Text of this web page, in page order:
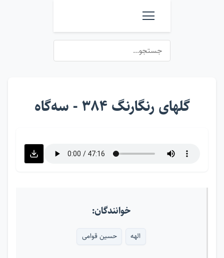
گلهای رنگارنگ ۳۸۴ - سه‌گاه
خوانندگان:
الهه حسین قوامی